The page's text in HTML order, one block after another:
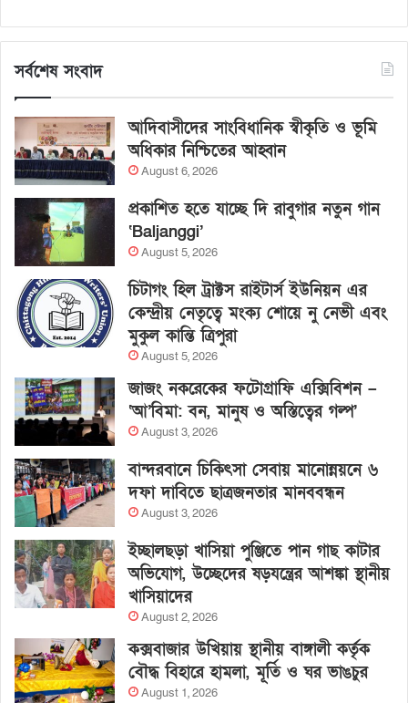
সর্বশেষ সংবাদ
আদিবাসীদের সাংবিধানিক স্বীকৃতি ও ভূমি
অধিকার নিশ্চিতের আহ্বান
August 6, 2026
প্রকাশিত হতে যাচ্ছে দি রাবুগার নতুন গান
‘Baljanggi’
August 5, 2026
চিটাগং হিল ট্রাক্টস রাইটার্স ইউনিয়ন এর
কেন্দ্রীয় নেতৃত্বে মংক্য শোয়ে নু নেভী এবং
মুকুল কান্তি ত্রিপুরা
August 5, 2026
জাজং নকরেকের ফটোগ্রাফি এক্সিবিশন –
‘আ’বিমা: বন, মানুষ ও অস্তিত্বের গল্প’
August 3, 2026
বান্দরবানে চিকিৎসা সেবায় মানোন্নয়নে ৬
দফা দাবিতে ছাত্রজনতার মানববন্ধন
August 3, 2026
ইচ্ছালছড়া খাসিয়া পুঞ্জিতে পান গাছ কাটার
অভিযোগ, উচ্ছেদের ষড়যন্ত্রের আশঙ্কা স্থানীয়
খাসিয়াদের
August 2, 2026
কক্সবাজার উখিয়ায় স্থানীয় বাঙ্গালী কর্তৃক
বৌদ্ধ বিহারে হামলা, মূর্তি ও ঘর ভাঙচুর
August 1, 2026